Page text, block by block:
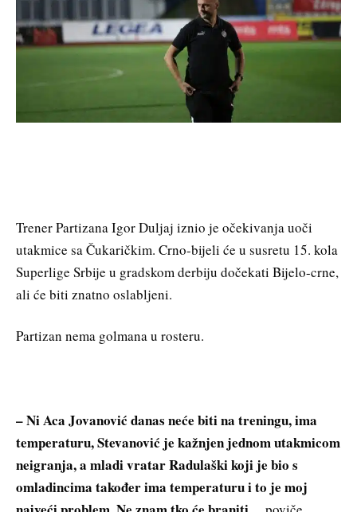
Trener Partizana Igor Duljaj iznio je očekivanja uoči
utakmice sa Čukaričkim. Crno-bijeli će u susretu 15. kola
Superlige Srbije u gradskom derbiju dočekati Bijelo-crne,
ali će biti znatno oslabljeni.
Partizan nema golmana u rosteru.
– Ni Aca Jovanović danas neće biti na treningu, ima
temperaturu, Stevanović je kažnjen jednom utakmicom
neigranja, a mladi vratar Radulaški koji je bio s
omladincima također ima temperaturu i to je moj